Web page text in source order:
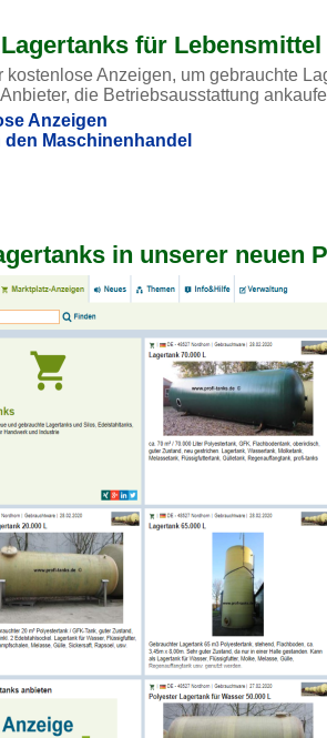
für
kostenlose Anzeigen, um gebrauchte
die Betriebsausstattung
Anzeigen
Maschinenhandel
in unserer neuen